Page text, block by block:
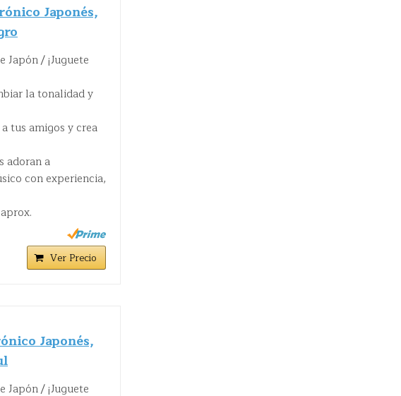
Japonés,
/ ¡Juguete
la tonalidad y
tus amigos y crea
adoran a
con experiencia,
Ver Precio
Japonés,
/ ¡Juguete